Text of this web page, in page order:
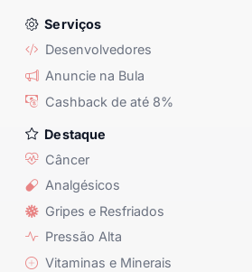
Serviços
Desenvolvedores
Anuncie na Bula
Cashback de até 8%
Destaque
Câncer
Analgésicos
Gripes e Resfriados
Pressão Alta
Vitaminas e Minerais